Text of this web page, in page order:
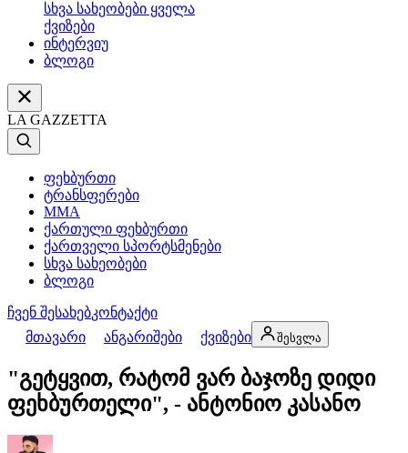
სხვა სახეობები ყველა
ქვიზები
ინტერვიუ
ბლოგი
LA GAZZETTA
ფეხბურთი
ტრანსფერები
MMA
ქართული ფეხბურთი
ქართველი სპორტსმენები
სხვა სახეობები
ბლოგი
ჩვენ შესახებკონტაქტი
მთავარი
ანგარიშები ქვიზები შესვლა
"გეტყვით, რატომ ვარ ბაჯოზე დიდი
ფეხბურთელი", - ანტონიო კასანო